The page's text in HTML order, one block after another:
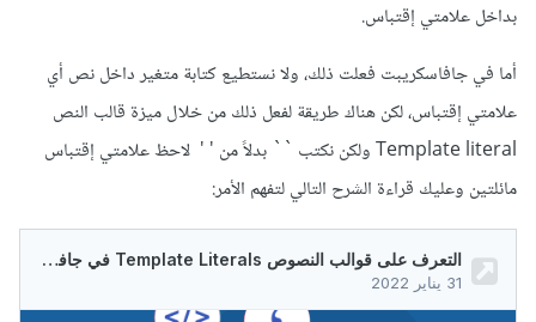
بداخل علامتي إقتباس.
أما في جافاسكريبت فعلت ذلك، ولا نستطيع كتابة متغير داخل نص أي
علامتي إقتباس، لكن هناك طريقة لفعل ذلك من خلال ميزة قالب النص
Template literal ولكن نكتب `` بدلاً من ' ' لاحظ علامتي إقتباس
مائلتين وعليك قراءة الشرح التالي لتفهم الأمر: